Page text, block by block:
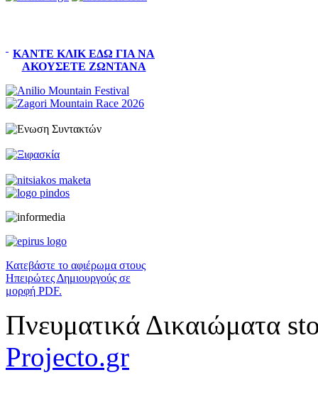
ΚΆΝΤΕ ΚΛΙΚ ΕΔΏ ΓΙΑ ΝΑ
ΑΚΟΎΣΕΤΕ ΖΩΝΤΑΝΆ
Κατεβάστε το αφιέρωμα στους
Ηπειρώτες Δημιουργούς σε
μορφή PDF.
Πνευματικά Δικαιώματα
Projecto.gr